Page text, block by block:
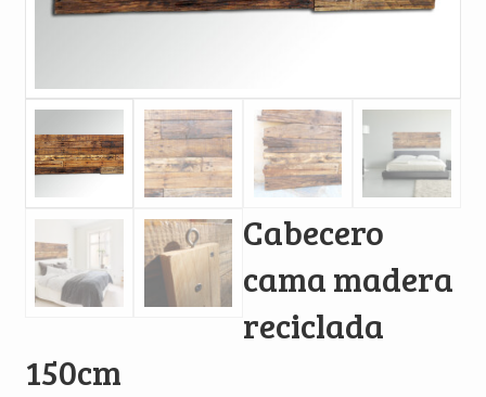
Cabecero
cama madera
reciclada
150cm